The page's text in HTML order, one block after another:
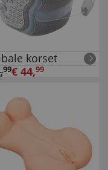
korset
,99€ 44,99